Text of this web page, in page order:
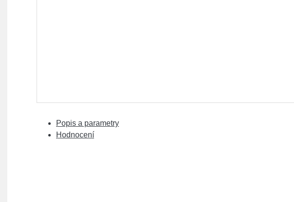
Popis a parametry
Hodnocení